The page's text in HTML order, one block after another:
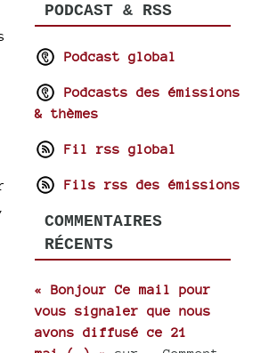
PODCAST & RSS
Podcast global
Podcasts des émissions
& thèmes
Fil rss global
Fils rss des émissions
COMMENTAIRES
RÉCENTS
« Bonjour Ce mail pour
vous signaler que nous
avons diffusé ce 21